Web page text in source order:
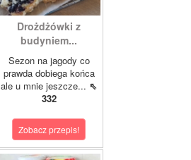
Drożdżówki z
budyniem...
Sezon na jagody co
prawda dobiega końca
ale u mnie jeszcze... ⇖
332
Zobacz przepis!